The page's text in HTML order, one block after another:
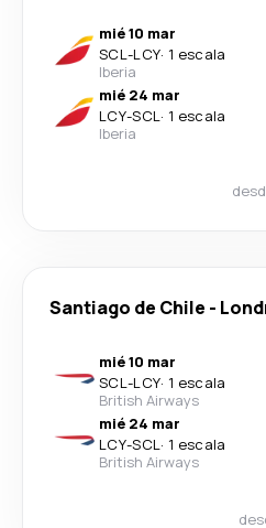
mié 10 mar
SCL-LCY· 1 escala
Iberia
mié 24 mar
LCY-SCL· 1 escala
Iberia
Santiago de Chile -
mié 10 mar
SCL-LCY· 1 escala
British Airways
mié 24 mar
LCY-SCL· 1 escala
British Airways